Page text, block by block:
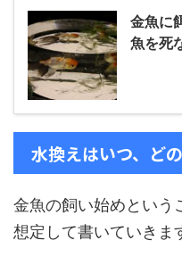
金魚に
魚を死
水換えはいつ、ど
金魚の飼い始めという
想定して書いていきま